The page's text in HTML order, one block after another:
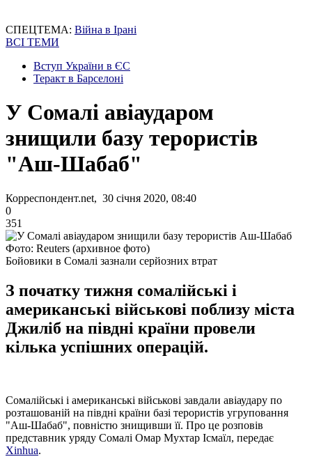
СПЕЦТЕМА: Війна в Ірані
ВСІ ТЕМИ
Вступ України в ЄС
Теракт в Барселоні
У Сомалі авіаударом
знищили базу терористів
"Аш-Шабаб"
Корреспондент.net, 30 січня 2020, 08:40
0
351
Фото: Reuters (архивное фото)
Бойовики в Сомалі зазнали серйозних втрат
З початку тижня сомалійські і
американські військові поблизу міста
Джиліб на півдні країни провели
кілька успішних операцій.
Сомалійські і американські військові завдали авіаудару по
розташованій на півдні країни базі терористів угруповання
"Аш-Шабаб", повністю знищивши її. Про це розповів
представник уряду Сомалі Омар Мухтар Ісмаїл, передає
Xinhua.